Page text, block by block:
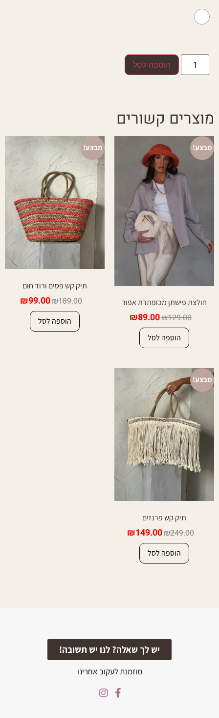
הוספה לסל
מוצרים קשורים
מבצע!
חולצת פישתן מכופתרת אפור
₪129.00
₪89.00
הוספה לסל
מבצע!
תיק קש פסים ורוד חום
₪189.00
₪99.00
הוספה לסל
מבצע!
תיק קש פרנזים
₪249.00
₪149.00
הוספה לסל
יש לך שאלה? לנו יש תשובה!
מוזמנת לעקוב אחרינו